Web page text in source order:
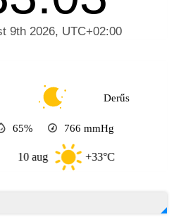
Derűs
65% 766 mmHg
+33°C